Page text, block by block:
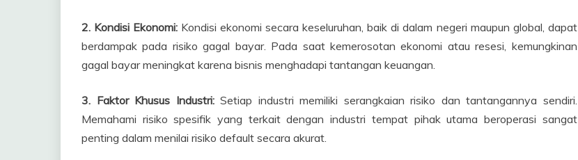
2. Kondisi Ekonomi: Kondisi ekonomi secara keseluruhan, baik di dalam negeri maupun global, dapat
berdampak pada risiko gagal bayar. Pada saat kemerosotan ekonomi atau resesi, kemungkinan
gagal bayar meningkat karena bisnis menghadapi tantangan keuangan.
3. Faktor Khusus Industri:Setiap industri memiliki serangkaian risiko dan tantangannya sendiri.
Memahami risiko spesifik yang terkait dengan industri tempat pihak utama beroperasi sangat
penting dalam menilai risiko default secara akurat.